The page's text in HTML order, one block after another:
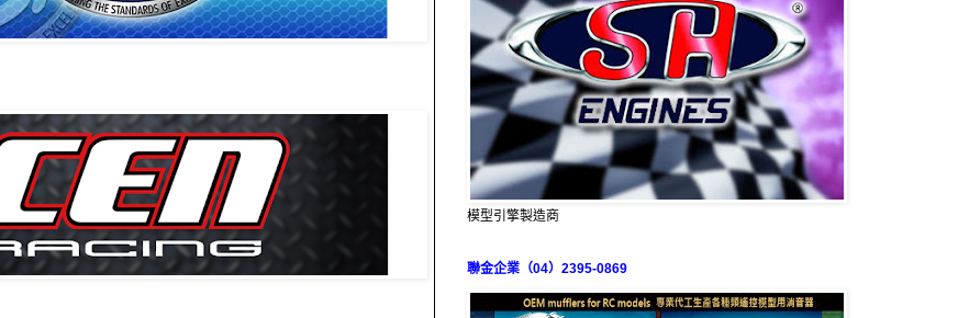
模型引擎製造商
聯金企業（04）2395-0869